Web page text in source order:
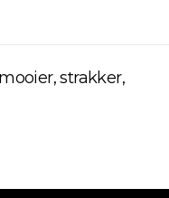
strakker,